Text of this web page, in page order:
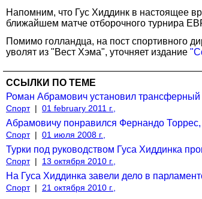
Напомним, что Гус Хиддинк в настоящее
ближайшем матче отборочного турнира
Помимо голландца, на пост спортивного
уволят из "Вест Хэма", уточняет издание
ССЫЛКИ ПО ТЕМЕ
Роман Абрамович установил трансферный
Спорт | 01 february 2011 г.,
Абрамовичу понравился Фернандо Торрес,
Спорт | 01 июля 2008 г.,
Турки под руководством Гуса Хиддинка
Спорт | 13 октября 2010 г.,
На Гуса Хиддинка завели дело в
Спорт |
21 октября 2010 г.,